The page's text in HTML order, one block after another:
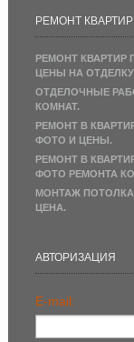
РЕМОНТ КВАРТИР
РЕМОНТ КВАРТИР
ЦЕНЫ НА
ОТДЕЛОЧНЫЕ
КОМНАТ.
РЕМОНТ В
ФОТО И ЦЕНЫ.
РЕМОНТ В
ФОТО РЕМОНТА
МОНТАЖ
ЦЕНА.
АВТОРИЗАЦИЯ
E-mail: